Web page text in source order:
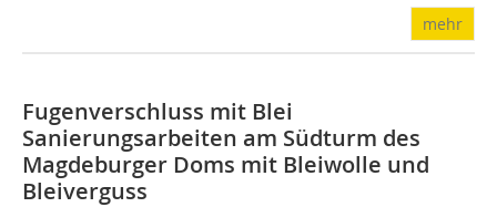
mehr
Fugenverschluss mit Blei
Sanierungsarbeiten am Südturm des
Magdeburger Doms mit Bleiwolle und
Bleiverguss